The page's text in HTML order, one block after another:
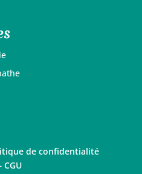
de confidentialité
CGU